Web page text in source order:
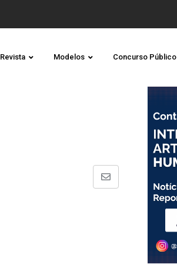
Revista Modelos Concurso Público
Share